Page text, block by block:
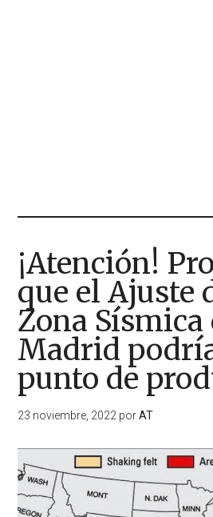
¡Atención!
que el Ajuste
Zona Sísmica
Madrid
punto de
23 noviembre, 2022 porAT